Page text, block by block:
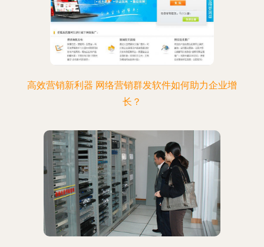
高效营销新利器 网络营销群发软件如何助力企业增
长？